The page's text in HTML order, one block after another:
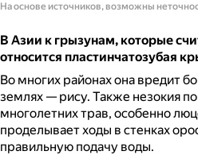
На основе источников, возможны
В Азии к грызунам, которые
относится пластинчатозубая
Во многих районах она вредит
землях — рису. Также незокия
многолетних трав, особенно
проделывает ходы в стенках
правильную подачу воды.